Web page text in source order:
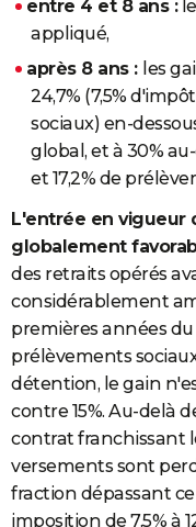
entre 4 et 8 ans :
appliqué,
après 8 ans : les
24,7% (7,5%
sociaux) en-
global, et à 30%
et 17,2% de
L'entrée en vigueur
globalement
des retraits opérés
considérablement
premières années du
prélèvements
détention, le gain
contre 15%. Au-delà
contrat franchissant
versements sont
fraction dépassant
imposition de 7,5% à